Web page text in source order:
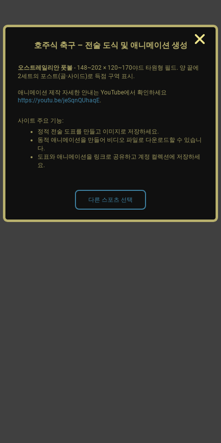
호주식 축구– 전술 도식 및 애니메이션 생성
오스트레일리안 풋볼 - 148~202 × 120~170야드 타원형 필드. 양 끝에
2세트의 포스트(골·사이드)로 득점 구역 표시.
애니메이션 제작 자세한 안내는 YouTube에서 확인하세요
https://youtu.be/jeSqnQUhaqE.
사이트 주요 기능:
정적 전술 도표를 만들고 이미지로 저장하세요.
동적 애니메이션을 만들어 비디오 파일로 다운로드할 수 있습니
다.
도표와 애니메이션을 링크로 공유하고 계정 컬렉션에 저장하세
요.
다른 스포츠 선택